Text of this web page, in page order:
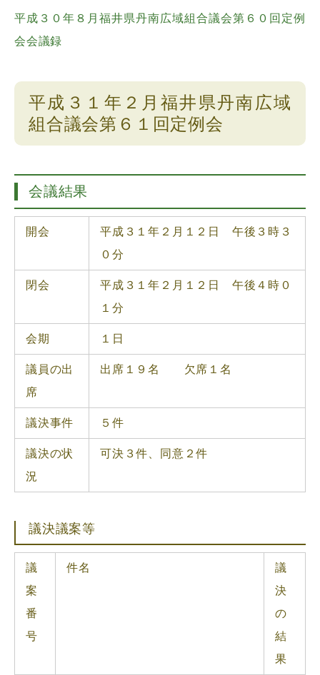
平成３０年８月福井県丹南広域組合議会第６０回定例
会会議録
平成３１年２月福井県丹南広域
組合議会第６１回定例会
会議結果
開会
平成３１年２月１２日 午後３時３
０分
閉会
平成３１年２月１２日 午後４時０
１分
会期 １日
議員の出
席
出席１９名 欠席１名
議決事件 ５件
議決の状
況
可決３件、同意２件
議決議案等
議
案
番
号
件名
議
決
の
結
果